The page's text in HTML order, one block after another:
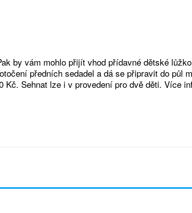
by vám mohlo přijít vhod přídavné dětské
předních sedadel a dá se připravit do půl
Sehnat lze i v provedení pro dvě děti. Více